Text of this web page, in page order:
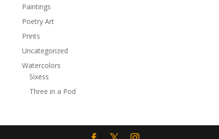
Paintings
Poetry Art
Prints
Uncategorized
Watercolors
Sixess
Three in a Pod